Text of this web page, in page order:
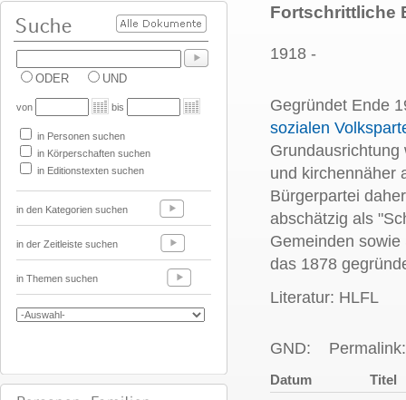
ODER UND
von bis
in Personen suchen
in Körperschaften suchen
in Editionstexten suchen
in den Kategorien suchen
in der Zeitleiste suchen
in Themen suchen
Fortschrittliche
1918 -
Gegründet Ende
sozialen
und kirchennäher
Bürgerpartei
abschätzig als
Gemeinden
das 1878
Literatur: HLFL
GND:
Datum Titel